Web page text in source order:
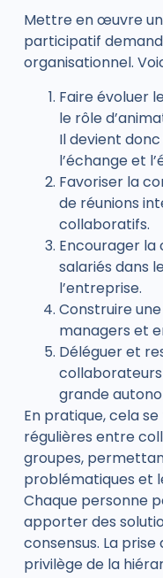
Mettre en œuvre
participatif
organisationnel.
Faire évoluer
le rôle
Il devient
l’échange et
Favoriser la
de réunions
collaboratifs.
Encourager la
salariés dans
l’entreprise.
Construire
managers et
Déléguer et
grande
En pratique, cela
régulières entre
groupes,
problématiques et
Chaque personne
apporter des
consensus. La prise
privilège de la